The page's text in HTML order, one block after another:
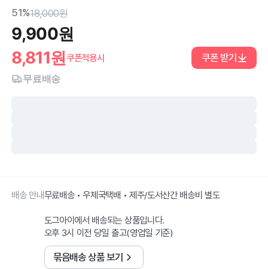
51%18,000원
9,900원
8,811원쿠폰적용시 쿠폰 받기
무료배송
배송 안내무료배송 • 우체국택배 • 제주/도서산간 배송비 별도
도그아이에서 배송되는 상품입니다.
오후 3시 이전 당일 출고(영업일 기준)
묶음배송 상품 보기